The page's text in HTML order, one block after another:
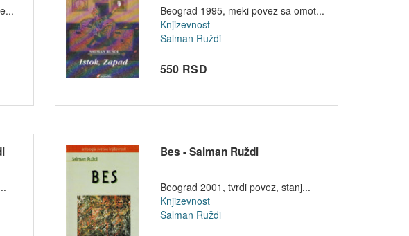
Beograd 1995, meki povez sa omot...
Knjizevnost
Salman Ruždi
550 RSD
Bes - Salman Ruždi
Beograd 2001, tvrdi povez, stanj...
Knjizevnost
Salman Ruždi